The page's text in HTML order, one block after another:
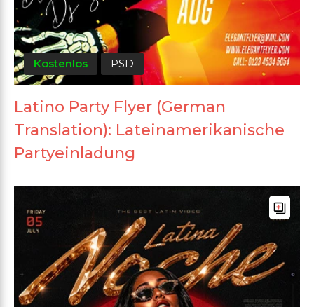
Kostenlos PSD
Latino Party Flyer (German
Translation): Lateinamerikanische
Partyeinladung